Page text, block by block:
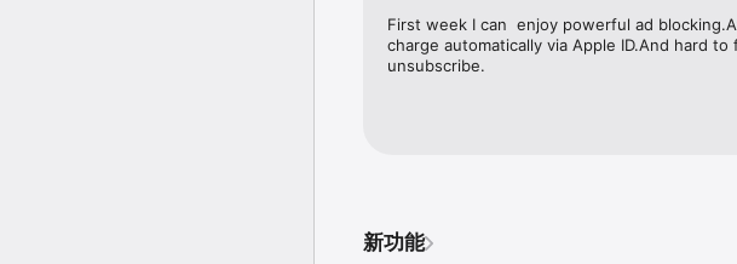
【免費使用，另有 Pro 進階功能】
免費版：Safari 廣告封鎖與基本隱私防護。無需帳號或
【自訂設定，完全掌控】
・自訂白名單與黑名單
First week I can  enjoy powerful ad
charge automatically via Apple ID.And hard
unsubscribe.
新功能